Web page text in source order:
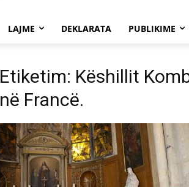
LAJME DEKLARATA PUBLIKIME
Etiketim: Këshillit
në Francë.